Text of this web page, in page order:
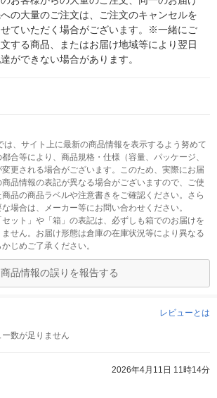
の大量のご注文は、ご注文のキャンセルを
ていただく場合がございます。※一緒にご
する商品、またはお届け地域等により翌日
ができない場合があります。
は、サイト上に最新の商品情報を表示するよう努めて
合等により、商品規格・仕様（容量、パッケージ、
更される場合がございます。このため、実際にお届
品情報の表記が異なる場合がございますので、ご使
品の商品ラベルや注意書きをご確認ください。さら
場合は、メーカー等にお問い合わせください。
ット」や「箱」の表記は、必ずしも箱でのお届けを
せん。お届け形態は倉庫の在庫状況等により異なる
じめご了承ください。
商品情報の誤りを報告する
レビューとは
数が足りません
2026年4月11日 11時14分